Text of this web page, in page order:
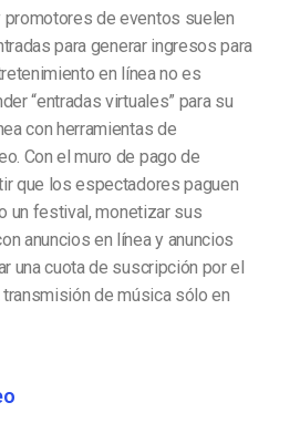
de eventos suelen
para generar ingresos para
en línea no es
“entradas virtuales” para su
con herramientas de
Con el muro de pago de
que los espectadores paguen
un festival, monetizar sus
anuncios en línea y anuncios
una cuota de suscripción por el
de música sólo en